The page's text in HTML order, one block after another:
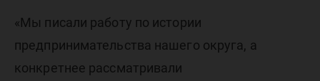
«Мы писали работу по истории
предпринимательства нашего округа, а
конкретнее рассматривали